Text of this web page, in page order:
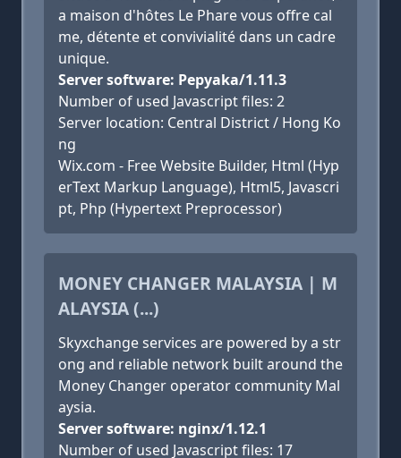
a maison d'hôtes Le Phare vous offre cal
me, détente et convivialité dans un cadre
unique.
Server software: Pepyaka/1.11.3
Number of used Javascript files: 2
Server location: Central District / Hong Ko
ng
Wix.com - Free Website Builder, Html (Hyp
erText Markup Language), Html5, Javascri
pt, Php (Hypertext Preprocessor)
MONEY CHANGER MALAYSIA | M
ALAYSIA (...)
Skyxchange services are powered by a str
ong and reliable network built around the
Money Changer operator community Mal
aysia.
Server software: nginx/1.12.1
Number of used Javascript files: 17